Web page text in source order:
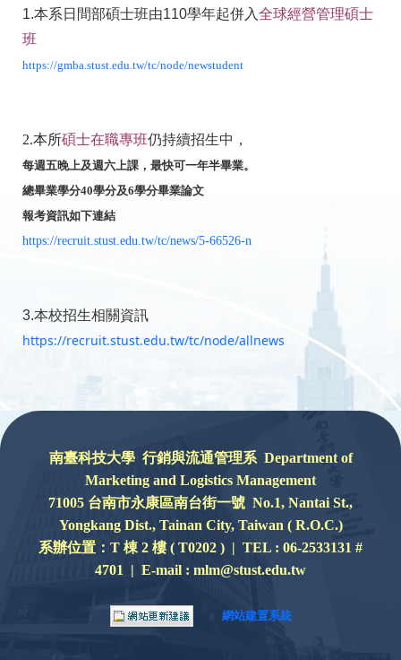
1.本系日間部碩士班由110學年起併入全球經營管理碩士
班
https://gmba.stust.edu.tw/tc/node/newstudent
2.本所碩士在職專班仍持續招生中，
每週五晚上及週六上課，最快可一年半畢業。
總畢業學分40學分及6學分畢業論文
報考資訊如下連結
https://recruit.stust.edu.tw/tc/news/5-66526-n
3.本校招生相關資訊
https://recruit.stust.edu.tw/tc/node/allnews
南臺科技大學 行銷與流通管理系 Department of
Marketing and Logistics Management
71005 台南市永康區南台街一號 No.1, Nantai St.,
Yongkang Dist., Tainan City, Taiwan ( R.O.C.)
系辦位置： T 棟 2 樓 ( T0202 ) | TEL : 06-2533131 #
4701 | E-mail : mlm@stust.edu.tw
網站建置系統